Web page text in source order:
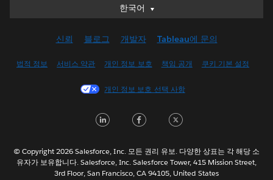
한국어
한국어
English (UK)
Français (Canada)
Italiano
Nederlands
Português
신뢰 블로그 개발자 Tableau에 문의
법적 정보 서비스 약관 개인 정보 보호 책임 공개 쿠키 기본 설정
개인 정보 보호 선택 사항
LinkedInFacebook
© Copyright 2026 Salesforce, Inc. 모든 권리 유보. 다양한 상표는 각 해당 소
유자가 보유합니다. Salesforce, Inc. Salesforce Tower, 415 Mission Street,
3rd Floor, San Francisco, CA 94105, United States